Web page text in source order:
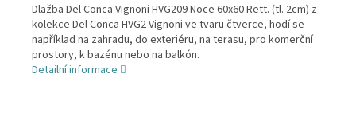
Dlažba Del Conca Vignoni HVG209 Noce 60x60 Rett. (tl. 2cm) z
kolekce Del Conca HVG2 Vignoni ve tvaru čtverce, hodí se
například na zahradu, do exteriéru, na terasu, pro komerční
prostory, k bazénu nebo na balkón.
Detailní informace